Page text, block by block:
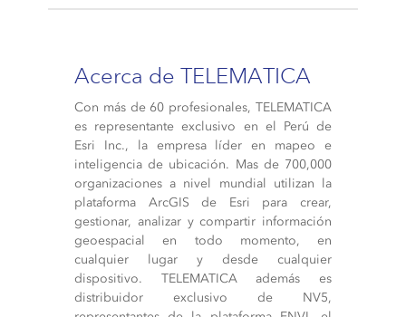
Acerca de TELEMATICA
Con más de 60 profesionales, TELEMATICA
es representante exclusivo en el Perú de
Esri Inc., la empresa líder en mapeo e
inteligencia de ubicación. Mas de 700,000
organizaciones a nivel mundial utilizan la
plataforma ArcGIS de Esri para crear,
gestionar, analizar y compartir información
geoespacial en todo momento, en
cualquier lugar y desde cualquier
dispositivo. TELEMATICA además es
distribuidor exclusivo de NV5,